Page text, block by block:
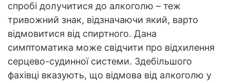
спробі долучитися до алкоголю – теж
тривожний знак, відзначаючи який, варто
відмовитися від спиртного. Дана
симптоматика може свідчити про відхилення
серцево-судинної системи. Здебільшого
фахівці вказують, що відмова від алкоголю у